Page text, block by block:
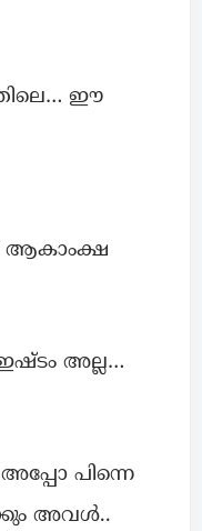
ഈ
ആകാംക്ഷ
അല്ല…
പിന്നെ
അവൾ..